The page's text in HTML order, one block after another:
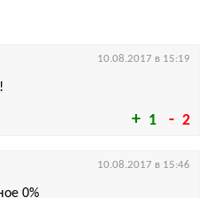
1 2
10.08.2017 в 15:19
0%
10.08.2017 в 15:46